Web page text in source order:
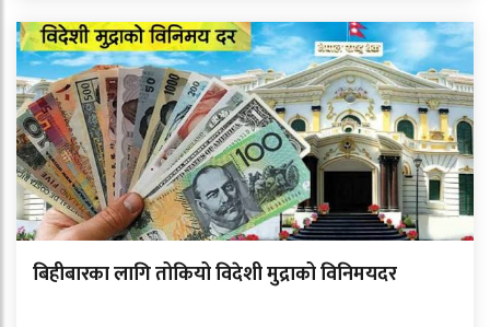
बिहीबारका लागि तोकियो विदेशी मुद्राको विनिमयदर